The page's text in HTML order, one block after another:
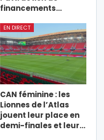
financements…
EN DIRECT
CAN féminine : les
Lionnes de l’Atlas
jouent leur place en
demi-finales et leur…